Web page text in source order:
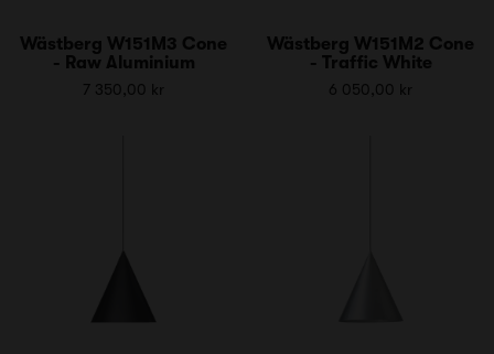
Wästberg W151M3 Cone
- Raw Aluminium
7 350,00 kr
Wästberg W151M2 Cone
- Traffic White
6 050,00 kr